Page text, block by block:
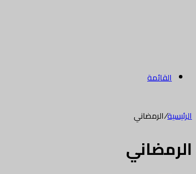
القائمة
الرئيسية/الرمضاني
الرمضاني